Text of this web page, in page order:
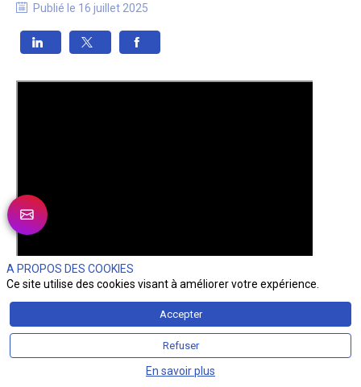
Publié le 16 juillet 2025
A PROPOS DES COOKIES
Ce site utilise des cookies visant à améliorer votre expérience.
Accepter
Refuser
En savoir plus